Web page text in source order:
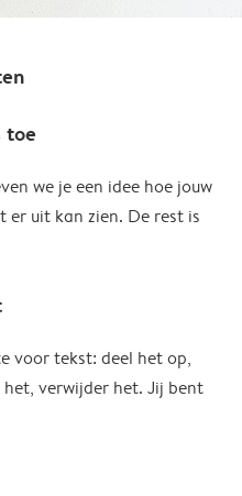
toe
we je een idee hoe jouw
er uit kan zien. De rest is
voor tekst: deel het op,
verwijder het. Jij bent